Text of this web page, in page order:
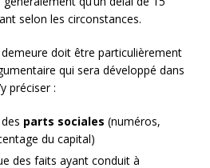
selon les circonstances.
doit être particulièrement
qui sera développé dans
préciser :
parts sociales (numéros,
du capital)
des faits ayant conduit à